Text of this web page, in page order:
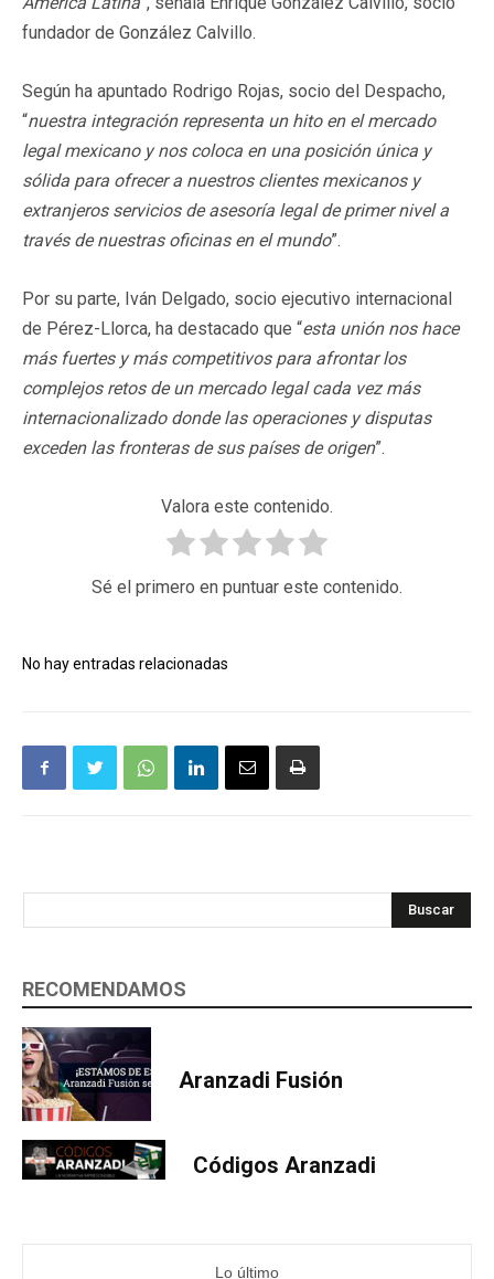
fundador de González Calvillo.
Según ha apuntado Rodrigo Rojas, socio del Despacho,
“nuestra integración representa un hito en el mercado
legal mexicano y nos coloca en una posición única y
sólida para ofrecer a nuestros clientes mexicanos y
extranjeros servicios de asesoría legal de primer nivel a
través de nuestras oficinas en el mundo”.
Por su parte, Iván Delgado, socio ejecutivo internacional
de Pérez-Llorca, ha destacado que “esta unión nos hace
más fuertes y más competitivos para afrontar los
complejos retos de un mercado legal cada vez más
internacionalizado donde las operaciones y disputas
exceden las fronteras de sus países de origen”.
Valora este contenido.
Sé el primero en puntuar este contenido.
No hay entradas relacionadas
Buscar
RECOMENDAMOS
Aranzadi Fusión
Códigos Aranzadi
Lo último